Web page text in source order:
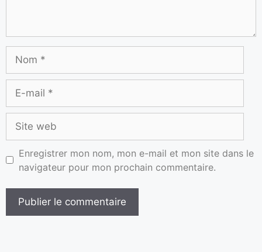
Enregistrer mon nom, mon e-mail et mon site dans le
navigateur pour mon prochain commentaire.